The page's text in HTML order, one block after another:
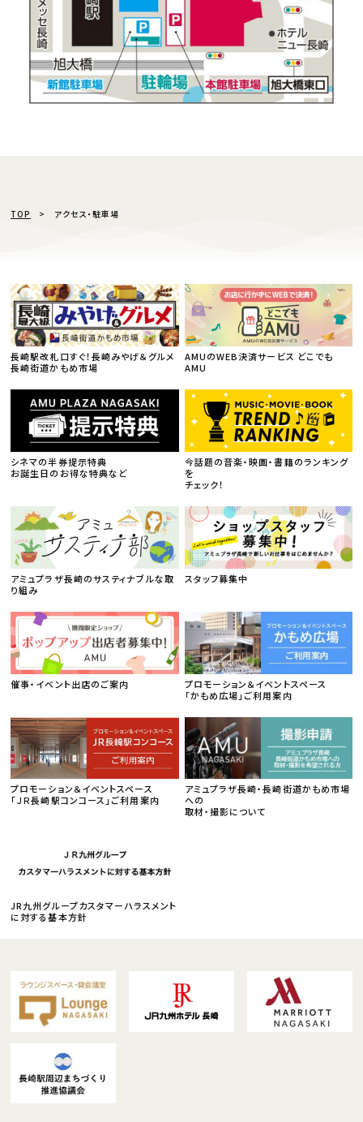
TOP アクセス・駐車場
長崎駅改札口すぐ！長崎みやげ＆グルメ
長崎街道かもめ市場
AMUのWEB決済サービス どこでも
AMU
シネマの半券提示特典
お誕生日のお得な特典など
今話題の音楽・映画・書籍のランキング
を
チェック！
アミュプラザ長崎のサスティナブルな取
り組み
スタッフ募集中
催事・イベント出店のご案内
プロモーション＆イベントスペース
「かもめ広場」ご利用案内
プロモーション＆イベントスペース
「ＪＲ長崎駅コンコース」ご利用案内
アミュプラザ長崎・長崎街道かもめ市場
への
取材・撮影について
JR九州グループカスタマーハラスメント
に対する基本方針